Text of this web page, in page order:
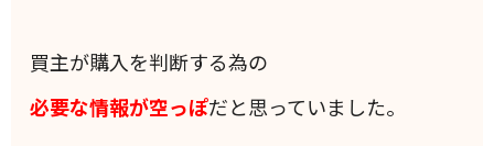
買主が購入を判断する為の
必要な情報が空っぽだと思っていました。